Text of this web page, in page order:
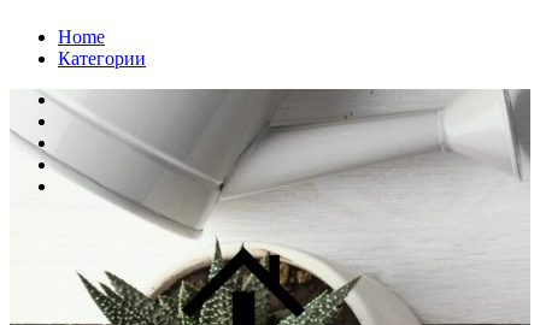
ПерейтиHome
Категории